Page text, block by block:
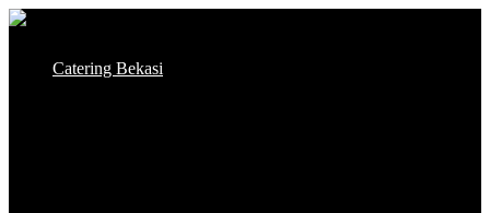
Skip
content
Catering Bekasi